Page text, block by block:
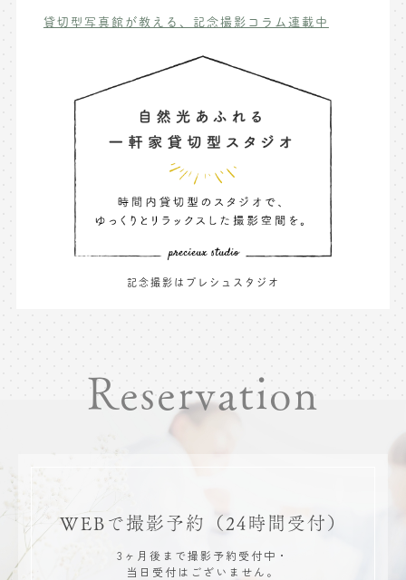
貸切型写真館が教える、記念撮影コラム連載中
記念撮影はプレシュスタジオ
Reservation
WEBで撮影予約 （24時間受付）
3ヶ月後まで撮影予約受付中・
当日受付はございません。